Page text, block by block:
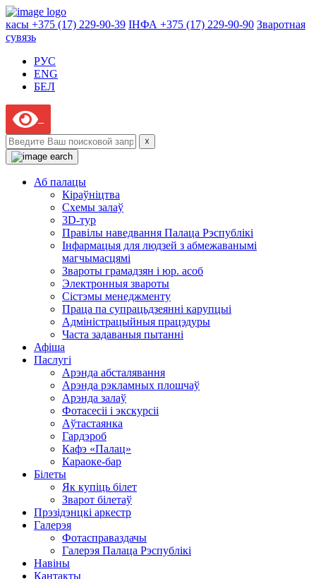
касы +375 (17) 229-90-39 ІНФА +375 (17) 229-90-90 Зваротная
сувязь
РУС
ENG
БЕЛ
☓
Аб палацы
Кіраўніцтва
Схемы залаў
3D-тур
Правілы наведвання Палаца Рэспублікі
Інфармацыя для людзей з абмежаванымі
магчымасцямі
Звароты грамадзян і юр. асоб
Электронныя звароты
Сістэмы менеджменту
Праца па супрацьдзеянні карупцыі
Адміністрацыйныя працэдуры
Часта задаваныя пытанні
Афіша
Паслугі
Арэнда абсталявання
Арэнда рэкламных плошчаў
Арэнда залаў
Фотасесіі і экскурсіі
Аўтастаянка
Гардэроб
Кафэ «Палац»
Караоке-бар
Білеты
Як купіць білет
Зварот білетаў
Прэзідэнцкі аркестр
Галерэя
Фотасправаздачы
Галерэя Палаца Рэспублікі
Навіны
Кантакты